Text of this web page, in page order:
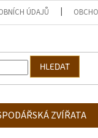
ÚDAJŮ
HLEDAT
ZVÍŘATA